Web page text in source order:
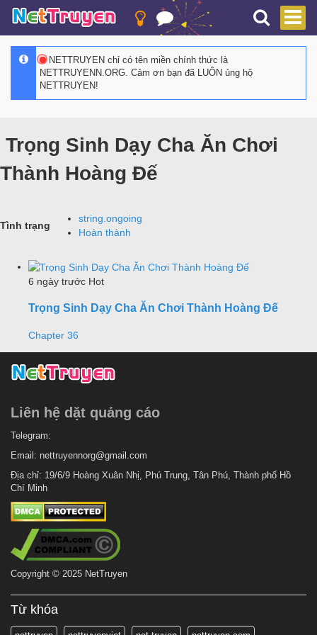
NETTRUYEN chỉ có tên miền chính thức là
NETTRUYENN.ORG. Cảm ơn bạn đã LUÔN ủng hộ
NETTRUYEN!
Trọng Sinh Dạy Cha Ăn Chơi
Thành Hoàng Đế
Tình trạng
string.ongoing
Hoàn thành
6 ngày trước Hot
Trọng Sinh Dạy Cha Ăn Chơi Thành Hoàng Đế
Chapter 36
Liên hệ dặt quảng cáo
Telegram:
Email: nettruyennorg@gmail.com
Địa chỉ: 19/6/9 Hoàng Xuân Nhị, Phú Trung, Tân Phú, Thành phố Hồ
Chí Minh
Copyright © 2025 NetTruyen
Từ khóa